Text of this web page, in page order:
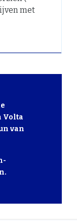
met
Volta
van